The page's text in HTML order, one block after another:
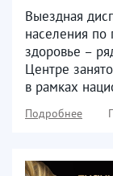
Выездная
населения по
здоровье –
Центре
в рамках
Подробнее